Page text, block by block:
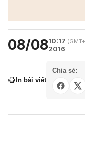
08/0810:17
2016
In bài viết
Chia sẻ: